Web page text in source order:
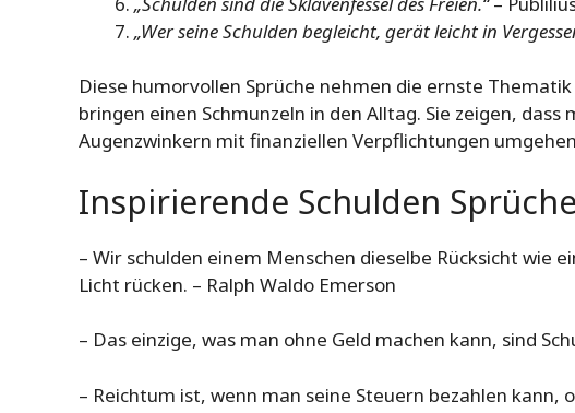
„Wer seine Schulden begleicht, gerät leicht in
Diese humorvollen Sprüche nehmen die ernste
bringen einen Schmunzeln in den Alltag. Sie zeigen,
Augenzwinkern mit finanziellen Verpflichtungen
Inspirierende Schulden
– Wir schulden einem Menschen dieselbe Rücksicht wie
Licht rücken. – Ralph Waldo Emerson
– Das einzige, was man ohne Geld machen kann, sind
– Reichtum ist, wenn man seine Steuern bezahlen kann,